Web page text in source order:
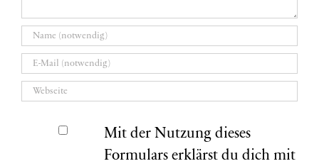
Mit der Nutzung dieses
Formulars erklärst du dich mit